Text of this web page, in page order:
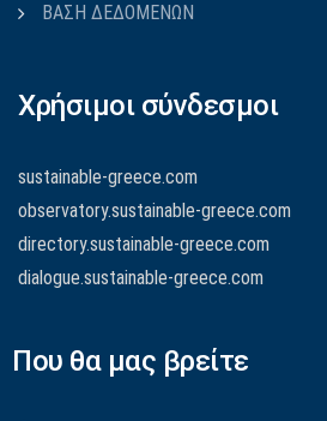
ΒΑΣΗ ΔΕΔΟΜΕΝΩΝ
Χρήσιμοι σύνδεσμοι
sustainable-greece.com
observatory.sustainable-greece.com
directory.sustainable-greece.com
dialogue.sustainable-greece.com
Που θα μας βρείτε